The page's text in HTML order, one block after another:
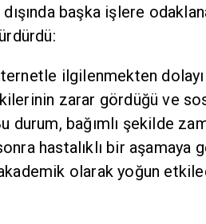
başka işlere
ilgilenmekten
zarar gördüğü ve
durum, bağımlı şekilde
hastalıklı bir aşamaya
olarak yoğun